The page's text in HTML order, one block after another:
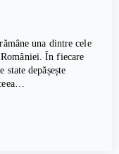
una dintre cele
În fiecare
depășește